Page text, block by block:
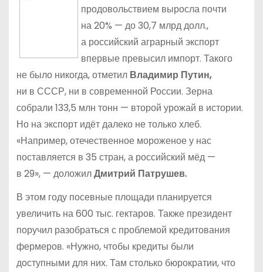
продовольствием выросла почти
на 20% — до 30,7 млрд долл.,
а российский аграрный экспорт
впервые превысил импорт. Такого
не было никогда, отметил Владимир Путин,
ни в СССР, ни в современной России. Зерна
собрали 133,5 млн тонн — второй урожай в истории.
Но на экспорт идёт далеко не только хлеб.
«Например, отечественное мороженое у нас
поставляется в 35 стран, а российский мёд —
в 29», — доложилДмитрий Патрушев.
В этом году посевные площади планируется
увеличить на 600 тыс. гектаров. Также президент
поручил разобраться с проблемой кредитования
фермеров. «Нужно, чтобы кредиты были
доступными для них. Там столько бюрократии, что